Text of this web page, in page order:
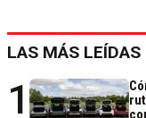
LAS MÁS LEÍDAS
1